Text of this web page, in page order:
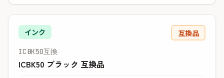
インク 互換品
ICBK50互換
ICBK50 ブラック 互換品